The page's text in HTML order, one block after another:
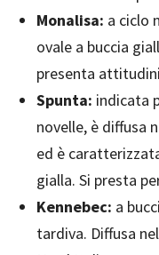
Monalisa: a ciclo
ovale a buccia
presenta
Spunta: indicata
novelle, è diffusa
ed è
gialla. Si presta
Kennebec: a
tardiva. Diffusa